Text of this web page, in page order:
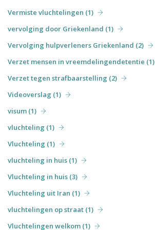
Vermiste vluchtelingen (1)
vervolging door Griekenland (1)
Vervolging hulpverleners Griekenland (2)
Verzet mensen in vreemdelingendetentie (1)
Verzet tegen strafbaarstelling (2)
Videoverslag (1)
visum (1)
vluchteling (1)
Vluchteling (1)
vluchteling in huis (1)
Vluchteling in huis (3)
Vluchteling uit Iran (1)
vluchtelingen op straat (1)
Vluchtelingen welkom (1)